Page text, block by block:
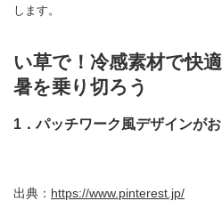
します。
い草で！冷感素材で快
暑を乗り切ろう
1．パッチワーク風デザインが
出典： https://www.pinterest.jp/